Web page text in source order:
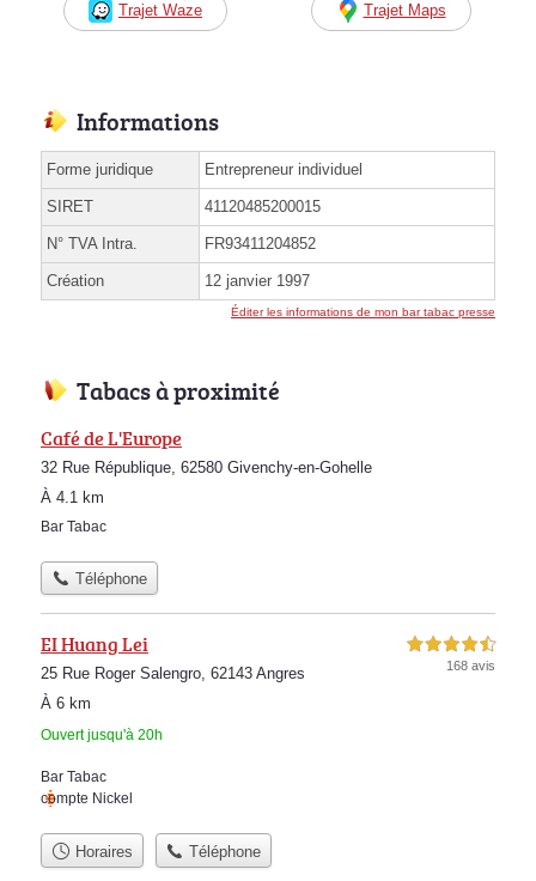
Trajet Waze Trajet Maps
Informations
Forme juridique Entrepreneur individuel
SIRET 41120485200015
N° TVA Intra. FR93411204852
Création 12 janvier 1997
Éditer les informations de mon bar tabac presse
Tabacs à proximité
Café de L'Europe
32 Rue République, 62580 Givenchy-en-Gohelle
À 4.1 km
Bar Tabac
Téléphone
EI Huang Lei
25 Rue Roger Salengro, 62143 Angres
À 6 km
Ouvert jusqu'à 20h
4,5 étoiles sur 5
168 avis
Bar Tabac
compte Nickel
Horaires Téléphone